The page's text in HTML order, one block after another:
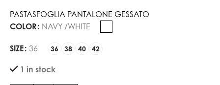
PASTASFOGLIA PANTALONE GESSATO
COLOR NAVY /WHITE
SIZE 36 36 38 40 42
1 in stock